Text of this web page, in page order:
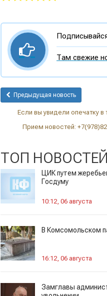
Там свежие
Предыдущая новость
Если вы увидели опечатку
Прием новостей:
ТОП
ЦИК путем
Госдуму
10:12, 06 августа
В Комсомольском
16:12, 06 августа
Замглавы